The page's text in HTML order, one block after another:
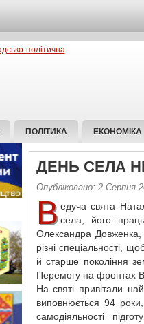
ПОЛІТИКА ЕКОНОМІКА
ДЕНЬ СЕЛА
Опубліковано: 2 Серпня
В едуча свята
села, його
Олександра Довженка,
різні спеціальності,
й старше покоління
Перемогу на фронтах
На святі привітали
виповнюється 94
самодіяльності